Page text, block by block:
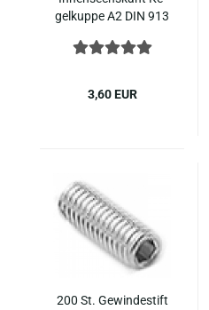
gel­kup­pe A2 DIN 913
3,60 EUR
200 St. Ge­win­de­stift